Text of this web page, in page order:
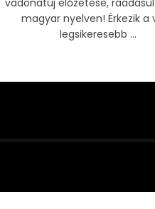
vadonatúj előzetese,
magyar nyelven! Érkezik a
legsikeresebb ...